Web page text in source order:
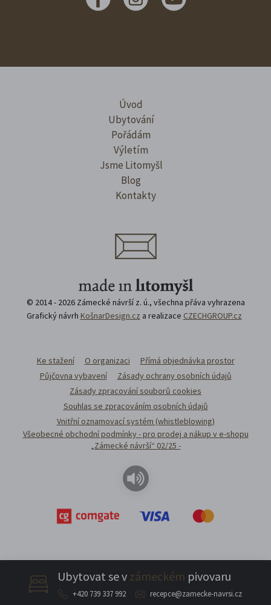
Ubytovat se v zámeckém pivovaru
+420 739 337 992 recepce@zamecke-navrsi.cz
Úvod
Ubytování
Pořádám
Výletím
Jsme Litomyšl
Blog
Kontakty
© 2014 - 2026 Zámecké návrší z. ú., všechna přáva vyhrazena
Grafický návrh KošnarDesign.cz a realizace CZECHGROUP.cz
Ke stažení O organizaci
Přímá objednávka prostor
Půjčovna vybavení
Zásady ochrany osobních údajů
Zásady zpracování souborů cookies
Souhlas se zpracováním osobních údajů
Vnitřní oznamovací systém (whistleblowing)
Všeobecné obchodní podmínky - pro prodej a nákup v e-shopu
„Zámecké návrší“ 02/25 -